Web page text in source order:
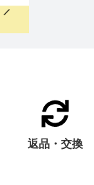
返品・交換